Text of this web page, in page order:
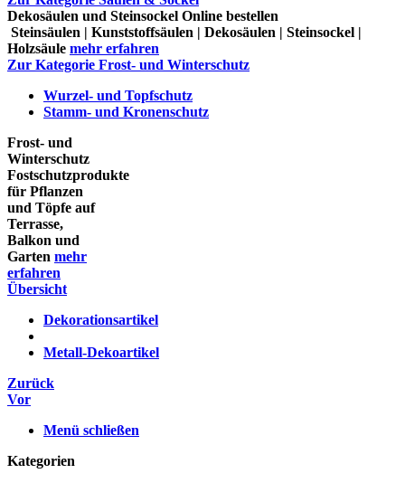
Dekosäulen und Steinsockel Online bestellen
Steinsäulen | Kunststoffsäulen | Dekosäulen | Steinsockel |
Holzsäule mehr erfahren
Zur Kategorie Frost- und Winterschutz
Wurzel- und Topfschutz
Stamm- und Kronenschutz
Frost- und
Winterschutz
Fostschutzprodukte
für Pflanzen
und Töpfe auf
Terrasse,
Balkon und
Garten mehr
erfahren
Übersicht
Dekorationsartikel
Metall-Dekoartikel
Zurück
Vor
Menü schließen
Kategorien